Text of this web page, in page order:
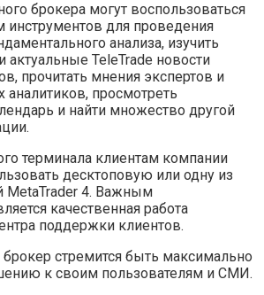
брокера могут воспользоваться
для проведения
анализа, изучить
TeleTrade новости
прочитать мнения экспертов и
просмотреть
и найти множество другой
терминала клиентам компании
десктоповую или одну из
MetaTrader 4. Важным
качественная работа
поддержки клиентов.
стремится быть максимально
к своим пользователям и СМИ.